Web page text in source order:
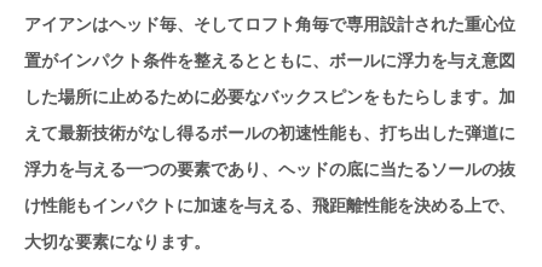
アイアンはヘッド毎、そしてロフト角毎で専用設計された重心位
置がインパクト条件を整えるとともに、ボールに浮力を与え意図
した場所に止めるために必要なバックスピンをもたらします。加
えて最新技術がなし得るボールの初速性能も、打ち出した弾道に
浮力を与える一つの要素であり、ヘッドの底に当たるソールの抜
け性能もインパクトに加速を与える、飛距離性能を決める上で、
大切な要素になります。